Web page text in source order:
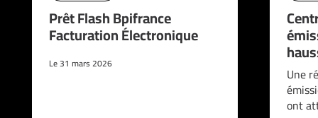
Prêt Flash Bpifrance
Facturation Électronique
Le 31 mars 2026
Une
ont